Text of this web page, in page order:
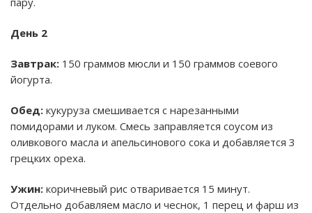
День 2
Завтрак: 150 граммов мюсли и 150 граммов соевого
йогурта.
Обед: кукуруза смешивается с нарезанными
помидорами и луком. Смесь заправляется соусом из
оливкового масла и апельсинового сока и добавляется 3
грецких ореха.
Ужин: коричневый рис отваривается 15 минут.
Отдельно добавляем масло и чеснок, 1 перец и фарш из